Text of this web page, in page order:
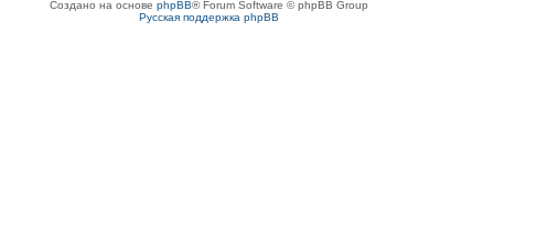
Создано на основе phpBB® Forum Software © phpBB Group
Русская поддержка phpBB